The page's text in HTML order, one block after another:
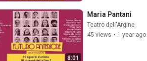
8:01
Maria Pantani
Teatro dell'Argine
45 views • 1 year ago